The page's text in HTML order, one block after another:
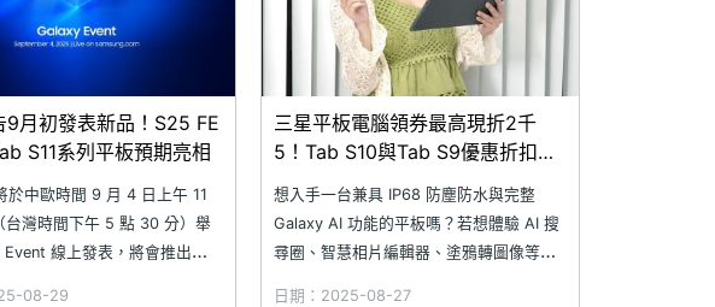
9月初發表新品！S25 FE
S11系列平板預期亮相
於中歐時間 9 月 4 日上午 11
台灣時間下午 5 點 30 分）舉
線上發表，將會推出
08-29
三星平板電腦領券最高現折2千
5！Tab S10與Tab S9優惠折扣一
想入手一台兼具 IP68 防塵防水與完整
Galaxy AI 功能的平板嗎？若想體驗 AI 搜
尋圈、智慧相片編輯器、塗鴉轉圖像等應
日期：2025-08-27